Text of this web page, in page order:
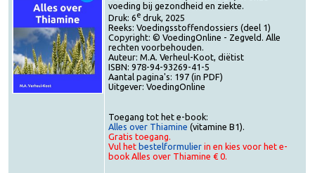
Subtitel: Thiamine (vitamine B1) in onze
voeding bij gezondheid en ziekte.
Druk: 6edruk, 2025
Reeks: Voedingsstoffendossiers (deel 1)
Copyright: © VoedingOnline - Zegveld. Alle
rechten voorbehouden.
Auteur: M.A. Verheul-Koot, diëtist
ISBN: 978-94-93269-41-5
Aantal pagina's: 197 (in PDF)
Toegang tot het e-book:
Alles over Thiamine(vitamine B1).
Gratis toegang.